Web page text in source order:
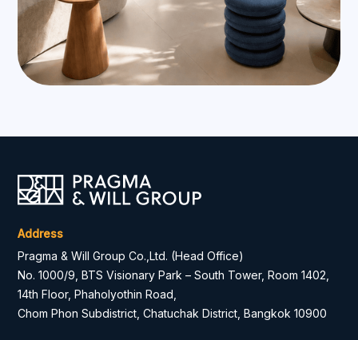
Address
Pragma & Will Group Co.,Ltd. (Head Office)
No. 1000/9, BTS Visionary Park – South Tower, Room 1402,
14th Floor, Phaholyothin Road,
Chom Phon Subdistrict, Chatuchak District, Bangkok 10900